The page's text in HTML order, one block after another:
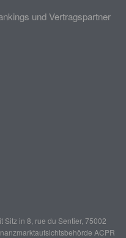
und Vertragspartner
Sitz in 8, rue du Sentier, 75002
ACPR